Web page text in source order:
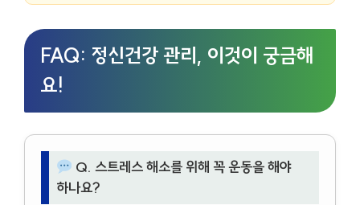
FAQ: 정신건강 관리, 이것이 궁금해
요!
Q. 스트레스 해소를 위해 꼭 운동을 해야
하나요?